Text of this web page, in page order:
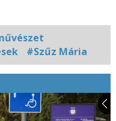
#Szűz Mária